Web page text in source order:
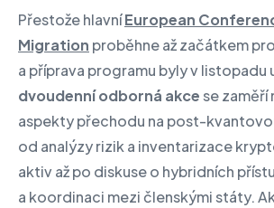
Přestože hlavníEuropean
Migration proběhne až začátkem
a příprava programu byly v listopadu
dvoudenní odborná akcese zaměří
aspekty přechodu na post-
od analýzy rizik a inventarizace
aktiv až po diskuse o hybridních
a koordinaci mezi členskými státy.